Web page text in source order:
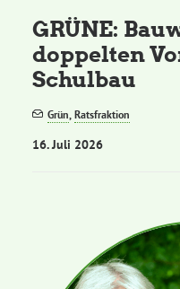
GRÜNE:
doppelten
Schulbau
Grün,Ratsfraktion
16. Juli 2026